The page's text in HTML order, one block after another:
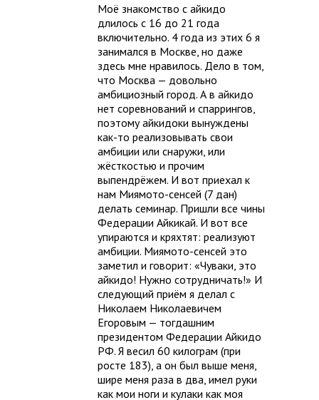
Моё знакомство с айкидо
длилось с 16 до 21 года
включительно. 4 года из этих 6 я
занимался в Москве, но даже
здесь мне нравилось. Дело в том,
что Москва — довольно
амбициозный город. А в айкидо
нет соревнований и спаррингов,
поэтому айкидоки вынуждены
как-то реализовывать свои
амбиции или снаружи, или
жёсткостью и прочим
выпендрёжем. И вот приехал к
нам Миямото-сенсей (7 дан)
делать семинар. Пришли все чины
Федерации Айкикай. И вот все
упираются и кряхтят: реализуют
амбиции. Миямото-сенсей это
заметил и говорит: «Чуваки, это
айкидо! Нужно сотрудничать!» И
следующий приём я делал с
Николаем Николаевичем
Егоровым — тогдашним
президентом Федерации Айкидо
РФ. Я весил 60 килограм (при
росте 183), а он был выше меня,
шире меня раза в два, имел руки
как мои ноги и кулаки как моя